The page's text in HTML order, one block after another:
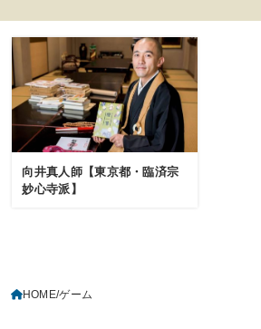
向井真人師【東京都・臨済宗
妙心寺派】
HOME ゲーム